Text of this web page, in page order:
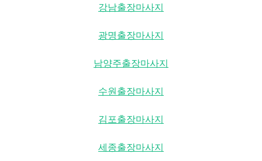
강남출장마사지
광명출장마사지
남양주출장마사지
수원출장마사지
김포출장마사지
세종출장마사지